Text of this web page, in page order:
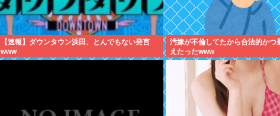
【速報】ダウンタウン浜田、とんでもない発言
www
汚嫁が不倫してたから合法的かつ
えたったwww